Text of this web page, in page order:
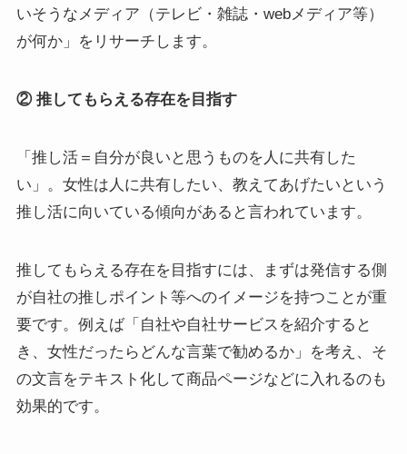
いそうなメディア（テレビ・雑誌・webメディア等）
が何か」をリサーチします。
② 推してもらえる存在を目指す
「推し活＝自分が良いと思うものを人に共有した
い」。女性は人に共有したい、教えてあげたいという
推し活に向いている傾向があると言われています。
推してもらえる存在を目指すには、まずは発信する側
が自社の推しポイント等へのイメージを持つことが重
要です。例えば「自社や自社サービスを紹介すると
き、女性だったらどんな言葉で勧めるか」を考え、そ
の文言をテキスト化して商品ページなどに入れるのも
効果的です。